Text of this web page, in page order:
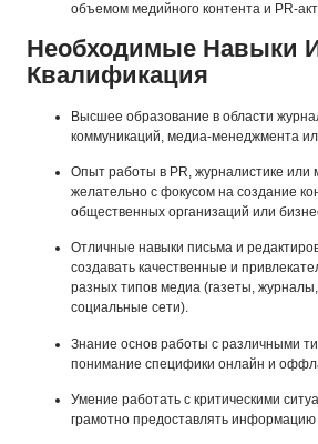
объемом медийного контента и PR-
Необходимые Навыки
Квалификация
Высшее образование в области
коммуникаций, медиа-менеджмента
Опыт работы в PR, журналистике или
желательно с фокусом на создание
общественных организаций или
Отличные навыки письма и
создавать качественные и
разных типов медиа (газеты,
социальные сети).
Знание основ работы с различными
понимание специфики онлайн и
Умение работать с критическими
грамотно предоставлять